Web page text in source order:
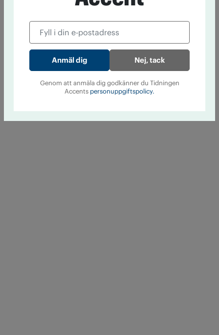
Nej, tack
Genom att anmäla dig godkänner du Tidningen
Accents personuppgiftspolicy.